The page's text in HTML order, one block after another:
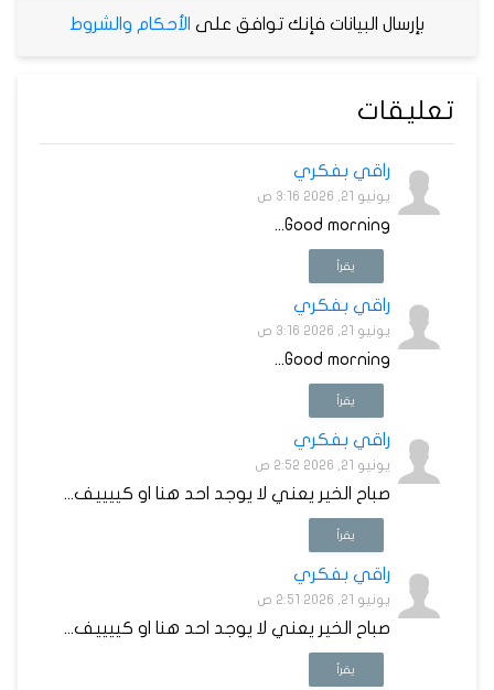
بإرسال البيانات فإنك توافق على الأحكام والشروط
تعليقات
راقي بفكري
يونيو 21, 2026 3:16 ص
Good morning...
يقرأ
راقي بفكري
يونيو 21, 2026 3:16 ص
Good morning...
يقرأ
راقي بفكري
يونيو 21, 2026 2:52 ص
صباح الخير يعني لا يوجد احد هنا او كييييف...
يقرأ
راقي بفكري
يونيو 21, 2026 2:51 ص
صباح الخير يعني لا يوجد احد هنا او كييييف...
يقرأ